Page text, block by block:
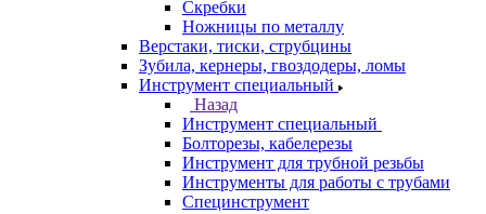
Скребки
Ножницы по металлу
Верстаки, тиски, струбцины
Зубила, кернеры, гвоздодеры, ломы
Инструмент специальный
Назад
Инструмент специальный
Болторезы, кабелерезы
Инструмент для трубной резьбы
Инструменты для работы с трубами
Специнструмент